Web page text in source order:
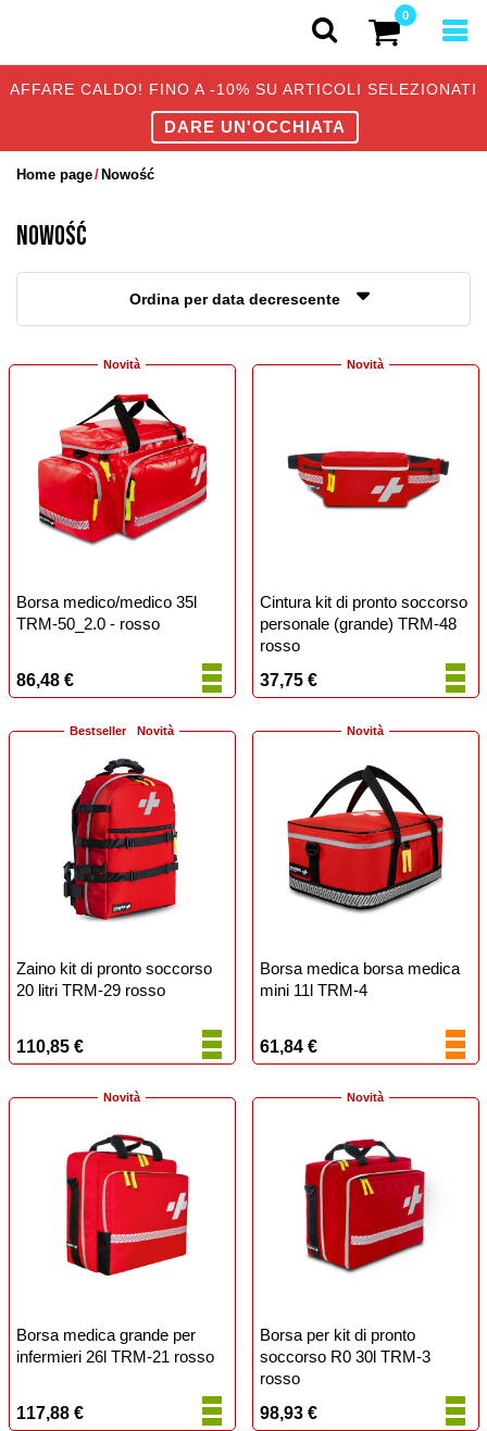
AFFARE CALDO! FINO A -10% SU ARTICOLI SELEZIONATI
DARE UN'OCCHIATA
0
Home page Nowość
NOWOŚĆ
Ordina per data decrescente
Novità
Borsa medico/medico 35l
TRM-50_2.0 - rosso
86,48 €
Novità
Cintura kit di pronto soccorso
personale (grande) TRM-48
rosso
37,75 €
Bestseller Novità
Zaino kit di pronto soccorso
20 litri TRM-29 rosso
110,85 €
Novità
Borsa medica borsa medica
mini 11l TRM-4
61,84 €
Novità
Borsa medica grande per
infermieri 26l TRM-21 rosso
117,88 €
Novità
Borsa per kit di pronto
soccorso R0 30l TRM-3
rosso
98,93 €